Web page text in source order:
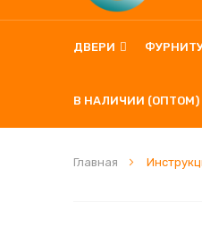
ДВЕРИ
В НАЛИЧИИ (ОПТОМ)
Главная